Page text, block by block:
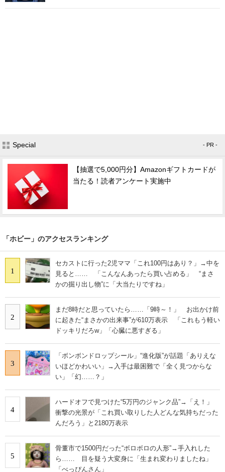
Special - PR -
【抽選で5,000円分】Amazonギフトカードが
当たる！読者アンケート実施中
「ホビー」のアクセスランキング
1
セカストに行った2児ママ「これ100円はあり？」→中を
見ると…… 「こんなんあったら買い占める」 “まさ
かの掘り出し物”に「大当たりですね」
2
まだ8時だと思っていたら……「9時～！」 お出かけ前
に起きた“まさかの出来事”が610万表示 「これもう軽い
ドッキリだろw」「心臓に悪すぎる」
3
「ボンボンドロップシール」“進化版”が話題「ありえな
いほどかわいい」→入手は最困難で「全く見つからな
い」「幻……？」
4
ハードオフで見つけた“5万円のジャンク品”→「え！」
衝撃の光景が「これ買い取りした人どんな気持ちだった
んだろう」と2180万表示
5
骨董市で1500円だった“ボロボロの人形”→手入れした
ら…… 目を疑う大変身に「生まれ変わりましたね」
「べっぴんさん」